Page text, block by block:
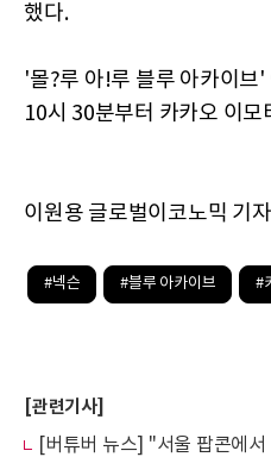
했다.
'몰?루 아!루 블루 아카이브
10시 30분부터 카카오 이
이원용 글로벌이코노믹
#넥슨 #블루 아카이브 #
[관련기사]